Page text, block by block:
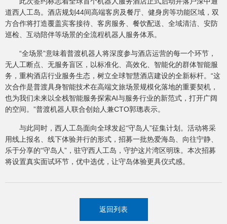
道西人工岛。酒店规划44间高端客房及餐厅、健身房等功能区域，双
方合作将打造覆盖宾客接待、客房服务、餐饮配送、全域清洁、安防
巡检、互动陪伴等场景的全流程机器人服务体系。
“全场景”意味着普渡机器人将深度参与酒店运营的每一个环节，
无人工断点、无服务盲区，以标准化、高效化、智能化的群体智能服
务，重构酒店行业服务生态，树立全球智慧酒店建设的全新标杆。“这
次合作是普渡具身智能技术在高端文旅场景规模化落地的重要契机，
也为我们未来以全栈智能服务探索AI与服务行业的新范式，打开广阔
的空间。”普渡机器人联合创始人兼CTO郭璁表示。
与此同时，西人工岛面向全球发起“守岛人”征集计划。活动将采
用线上报名、线下体验并行的形式，招募一批热爱海岛、向往宁静、
乐于分享的“守岛人”，驻守西人工岛，守护这片湾区明珠。本次招募
将设置真实面试环节，优中选优，让守岛体验更具仪式感。
返回列表